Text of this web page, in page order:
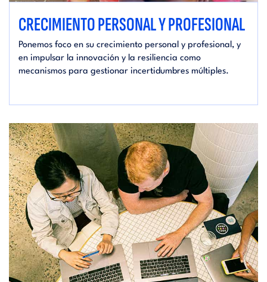
CRECIMIENTO PERSONAL Y PROFESIONAL
Ponemos foco en su crecimiento personal y profesional, y
en impulsar la innovación y la resiliencia como
mecanismos para gestionar incertidumbres múltiples.